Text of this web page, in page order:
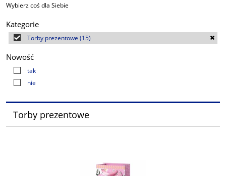
Wybierz coś dla Siebie
Kategorie
Torby prezentowe (15)
Nowość
tak
nie
Torby prezentowe